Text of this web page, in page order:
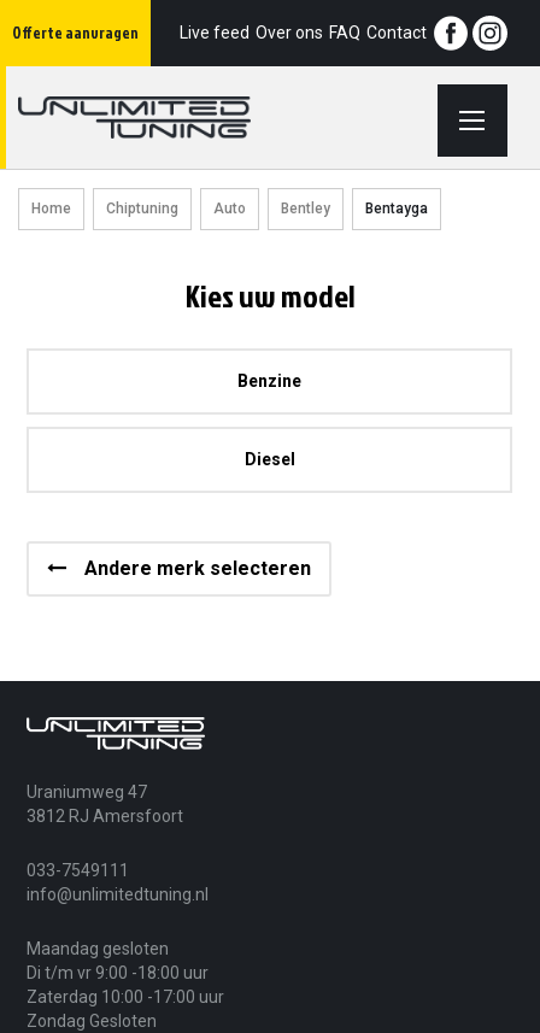
Offerte aanvragen
naarLive feed Over ons FAQ Contact
Home Chiptuning Auto Bentley Bentayga
Kies uw model
Benzine
Diesel
Andere merk selecteren
Uraniumweg 47
3812 RJ Amersfoort
033-7549111
info@unlimitedtuning.nl
Maandag gesloten
Di t/m vr 9:00 -18:00 uur
Zaterdag 10:00 -17:00 uur
Zondag Gesloten